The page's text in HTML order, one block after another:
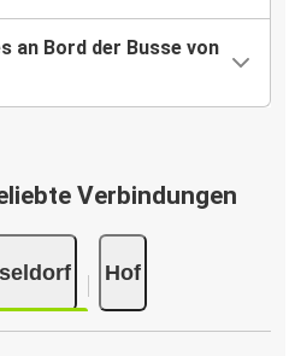
an Bord der Busse von
Verbindungen
Hof